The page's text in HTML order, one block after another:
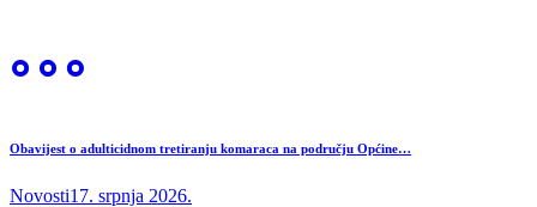
Obavijest o adulticidnom tretiranju komaraca na području Općine…
Novosti17. srpnja 2026.